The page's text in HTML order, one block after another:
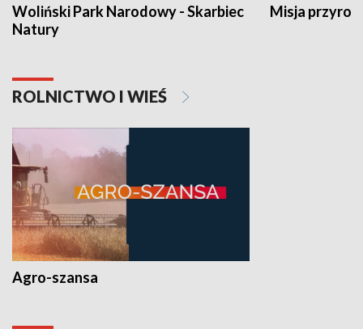
Woliński Park Narodowy - Skarbiec
Natury
Misja
ROLNICTWO I WIEŚ
Agro-szansa